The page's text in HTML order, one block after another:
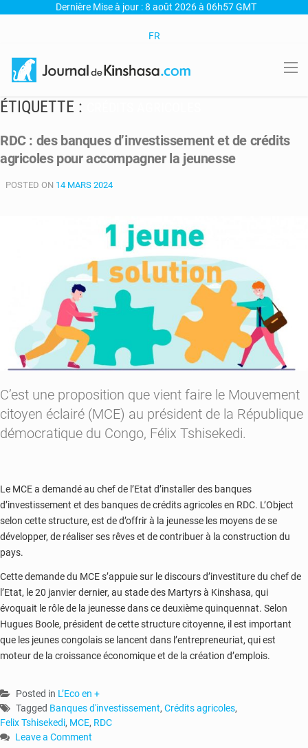
Dernière Mise à jour : 8 août 2026 à 06h57 GMT
FR
ÉTIQUETTE :
RDC : des banques d’investissement et de crédits
agricoles pour accompagner la jeunesse
POSTED ON 14 MARS 2024
C’est une proposition que vient faire le Mouvement
citoyen éclairé (MCE) au président de la République
démocratique du Congo, Félix Tshisekedi.
Le MCE a demandé au chef de l’Etat d’installer des banques
d’investissement et des banques de crédits agricoles en RDC. L’Object
selon cette structure, est de d’offrir à la jeunesse les moyens de se
développer, de réaliser ses rêves et de contribuer à la construction du
pays.
Cette demande du MCE s’appuie sur le discours d’investiture du chef de
l’Etat, le 20 janvier dernier, au stade des Martyrs à Kinshasa, qui
évoquait le rôle de la jeunesse dans ce deuxième quinquennat. Selon
Hugues Boole, président de cette structure citoyenne, il est important
que les jeunes congolais se lancent dans l’entrepreneuriat, qui est
moteur de la croissance économique et de la création d’emplois.
Posted in L’Eco en +
Tagged Banques d'investissement, Crédits agricoles,
Felix Tshisekedi, MCE, RDC
Leave a Comment